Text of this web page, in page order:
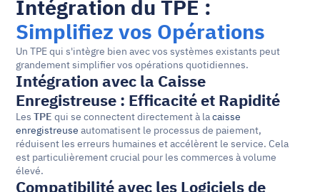
Simplifiez vos Opérations
Un TPE qui s'intègre bien avec vos systèmes existants peut
grandement simplifier vos opérations quotidiennes.
Intégration avec la Caisse
Enregistreuse : Efficacité et Rapidité
Les TPE qui se connectent directement à la caisse
enregistreuse automatisent le processus de paiement,
réduisent les erreurs humaines et accélèrent le service. Cela
est particulièrement crucial pour les commerces à volume
élevé.